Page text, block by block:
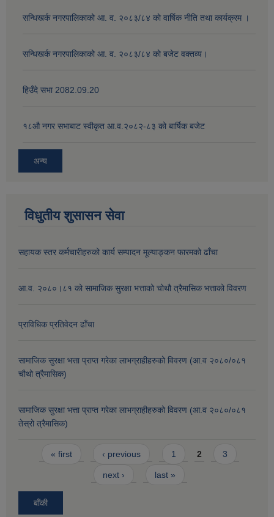
सन्धिखर्क नगरपालिकाको आ. व. २०८३/८४ काे वार्षिक नीति तथा कार्यक्रम ।
सन्धिखर्क नगरपालिकाको आ. व. २०८३/८४ काे बजेट वक्तव्य।
हिउँदे सभा 2082.09.20
१८‍औ नगर सभाबाट स्वीकृत आ.व.२०८२-८३ को बार्षिक बजेट
अन्य
विधुतीय शुसासन सेवा
सहायक स्तर कर्मचारीहरुको कार्य सम्पादन मूल्याङ्कन फारमको ढाँचा
आ.व. २०८०।८१ को सामाजिक सुरक्षा भत्ताको चोथौ त्रैमासिक भत्ताको विवरण
प्राविधिक प्रतिवेदन ढाँचा
सामाजिक सुरक्षा भत्ता प्राप्त गरेका लाभग्राहीहरुको विवरण (आ.व २०८०/०८१
चौथो त्रैमासिक)
सामाजिक सुरक्षा भत्ता प्राप्त गरेका लाभग्राहीहरुको विवरण (आ.व २०८०/०८१
तेस्रो त्रैमासिक)
Pages
« first ‹ previous 1 2 3
next › last »
बाँकी